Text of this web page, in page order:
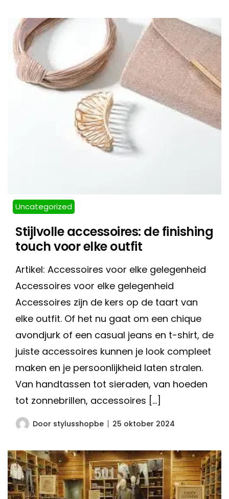
Uncategorized
Stijlvolle accessoires: de finishing
touch voor elke outfit
Artikel: Accessoires voor elke gelegenheid
Accessoires voor elke gelegenheid
Accessoires zijn de kers op de taart van
elke outfit. Of het nu gaat om een chique
avondjurk of een casual jeans en t-shirt, de
juiste accessoires kunnen je look compleet
maken en je persoonlijkheid laten stralen.
Van handtassen tot sieraden, van hoeden
tot zonnebrillen, accessoires […]
Door stylusshopbe 25 oktober 2024